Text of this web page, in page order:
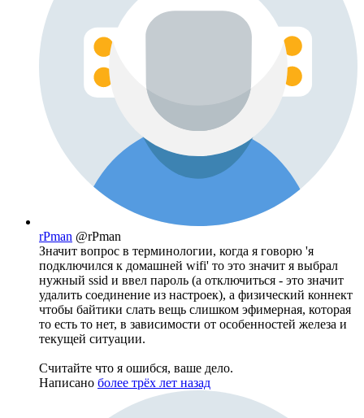
rPman @rPman
Значит вопрос в терминологии, когда я говорю 'я
подключился к домашней wifi' то это значит я выбрал
нужный ssid и ввел пароль (а отключиться - это значит
удалить соединение из настроек), а физический коннект
чтобы байтики слать вещь слишком эфимерная, которая
то есть то нет, в зависимости от особенностей железа и
текущей ситуации.
Считайте что я ошибся, ваше дело.
Написано более трёх лет назад